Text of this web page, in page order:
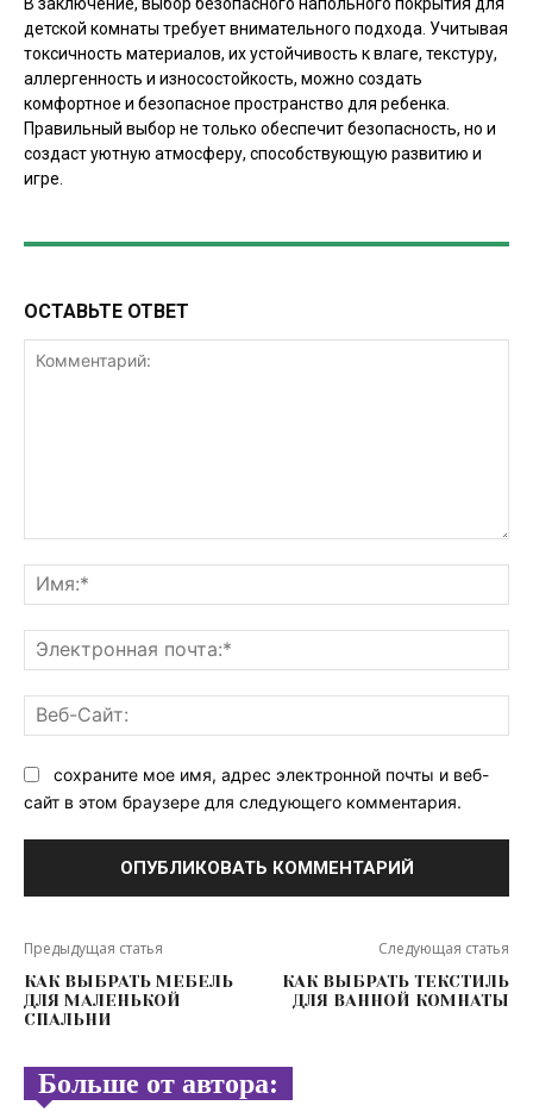
детской комнаты требует внимательного подхода. Учитывая
токсичность материалов, их устойчивость к влаге, текстуру,
аллергенность и износостойкость, можно создать
комфортное и безопасное пространство для ребенка.
Правильный выбор не только обеспечит безопасность, но и
создаст уютную атмосферу, способствующую развитию и
игре.
ОСТАВЬТЕ ОТВЕТ
сохраните мое имя, адрес электронной почты и веб-
сайт в этом браузере для следующего комментария.
Предыдущая статья
КАК ВЫБРАТЬ МЕБЕЛЬ
ДЛЯ МАЛЕНЬКОЙ
СПАЛЬНИ
Следующая статья
КАК ВЫБРАТЬ ТЕКСТИЛЬ
ДЛЯ ВАННОЙ КОМНАТЫ
Больше от автора: